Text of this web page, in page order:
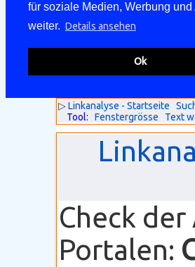
für soziale Medien, Werbung und
weiter. Details ansehen
Ok
▷Linkanalyse - Startseite
Tool:
Fenstergrösse Text
Check
Portalen: